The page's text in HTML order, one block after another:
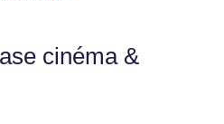
cinéma &